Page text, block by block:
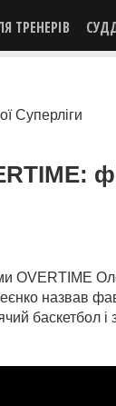
ТРЕНЕРІВ
OVERTIME
назвав
баскетбол і